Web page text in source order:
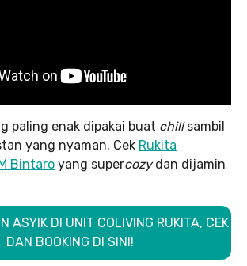
paling enak dipakai buat chillsambil
yang nyaman. Cek Rukita
Bintaro yang supercozydan dijamin
ASYIK DI UNIT COLIVING RUKITA, CEK
DAN BOOKING DI SINI!